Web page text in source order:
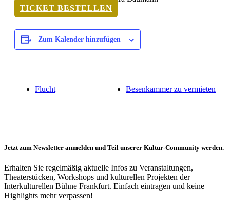
TICKET BESTELLEN
Zum Kalender hinzufügen
Flucht Besenkammer zu vermieten
Jetzt zum Newsletter anmelden und Teil unserer Kultur-Community werden.
Erhalten Sie regelmäßig aktuelle Infos zu Veranstaltungen,
Theaterstücken, Workshops und kulturellen Projekten der
Interkulturellen Bühne Frankfurt. Einfach eintragen und keine
Highlights mehr verpassen!